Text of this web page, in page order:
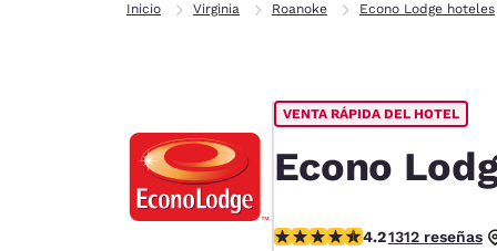
Español
United
Inicio Virginia Roanoke Econo Lodge hoteles
VENTA RÁPIDA DEL HOTEL
Econo
calificación de 4.21 estrellas.
4.21312 reseñas